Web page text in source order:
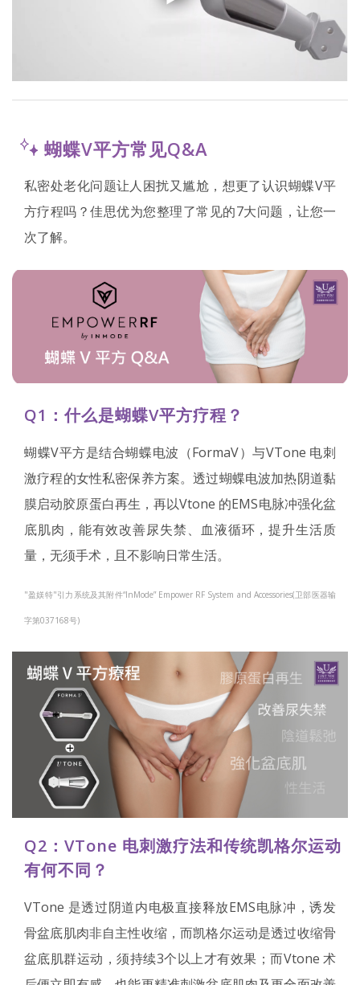
蝴蝶V平方常见Q&A
私密处老化问题让人困扰又尴尬，想更了认识蝴蝶V平
方疗程吗？佳思优为您整理了常见的7大问题，让您一
次了解。
Q1：什么是蝴蝶V平方疗程？
蝴蝶V平方是结合蝴蝶电波（FormaV）与VTone 电刺
激疗程的女性私密保养方案。透过蝴蝶电波加热阴道黏
膜启动胶原蛋白再生，再以Vtone 的EMS电脉冲强化盆
底肌肉，能有效改善尿失禁、血液循环，提升生活质
量，无须手术，且不影响日常生活。
"盈媄特"引力系统及其附件“InMode” Empower RF System and Accessories(卫部医器输
字第037168号)
Q2：VTone 电刺激疗法和传统凯格尔运动
有何不同？
VTone 是透过阴道内电极直接释放EMS电脉冲，诱发
骨盆底肌肉非自主性收缩，而凯格尔运动是透过收缩骨
盆底肌群运动，须持续3个以上才有效果；而Vtone 术